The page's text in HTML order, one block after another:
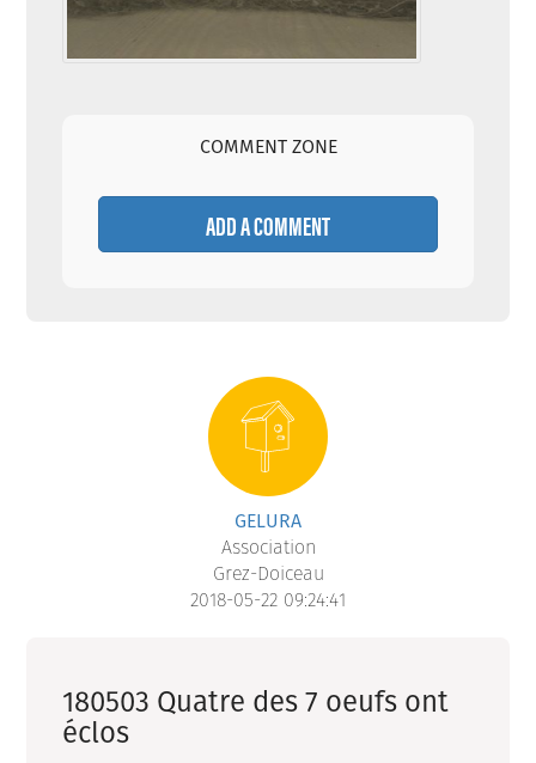
COMMENT ZONE
ADD A COMMENT
GELURA
Association
Grez-Doiceau
2018-05-22 09:24:41
180503 Quatre des 7 oeufs ont
éclos